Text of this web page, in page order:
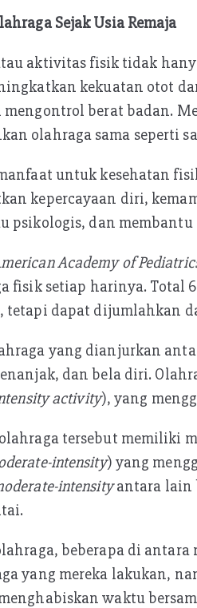
Sejak Usia Remaja
aktivitas fisik tidak
kekuatan otot
mengontrol berat badan.
olahraga sama seperti
untuk kesehatan
kepercayaan diri,
psikologis, dan membantu
Academy of
fisik setiap harinya. Total
tetapi dapat dijumlahkan
yang dianjurkan
dan bela diri.
activity), yang
tersebut memiliki
intensity) yang
intensityantara lain
beberapa di
yang mereka lakukan,
waktu